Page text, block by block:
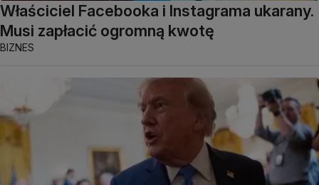
Właściciel Facebooka i Instagrama ukarany.
Musi zapłacić ogromną kwotę
BIZNES